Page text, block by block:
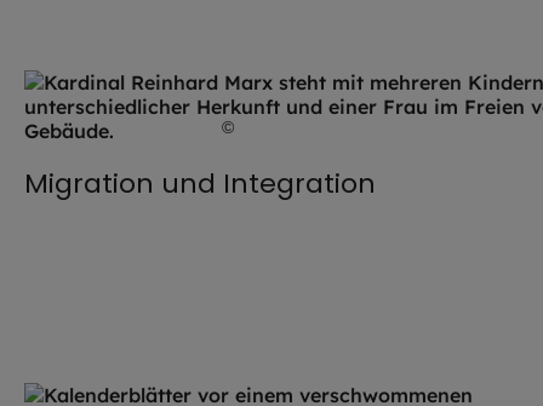
©
Migration und Integration